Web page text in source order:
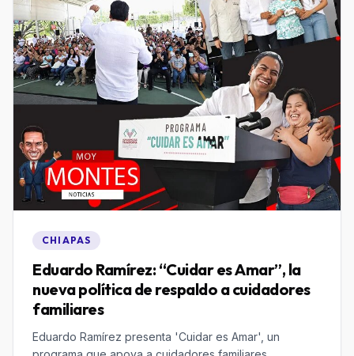
CHIAPAS
Eduardo Ramírez: “Cuidar es Amar”, la
nueva política de respaldo a cuidadores
Eduardo Ramírez presenta 'Cuidar es Amar', un